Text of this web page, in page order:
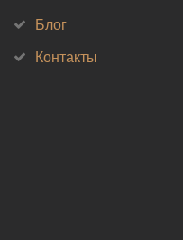
Блог
Контакты